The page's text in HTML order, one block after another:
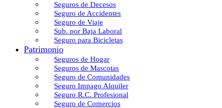
Seguros de Decesos
Seguro de Accidentes
Seguro de Viaje
Sub. por Baja Laboral
Seguro para Bicicletas
Patrimonio
Seguros de Hogar
Seguros de Mascotas
Seguro de Comunidades
Seguro Impago Alquiler
Seguro R.C. Profesional
Seguro de Comercios